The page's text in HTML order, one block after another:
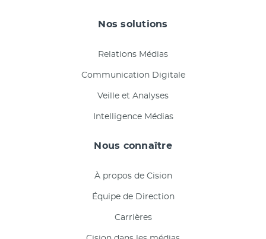
Nos solutions
Relations Médias
Communication Digitale
Veille et Analyses
Intelligence Médias
Nous connaître
À propos de Cision
Équipe de Direction
Carrières